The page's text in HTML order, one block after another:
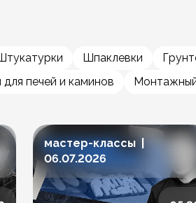
Шпаклевки
печей и каминов
мастер-классы |
06.07.2026